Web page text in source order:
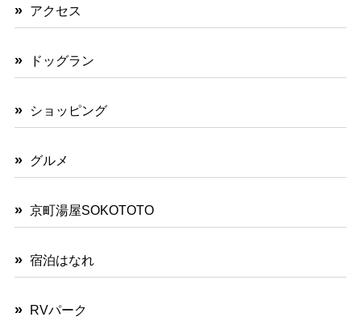
アクセス
ドッグラン
ショッピング
グルメ
京町湯屋SOKOTOTO
宿泊はなれ
RVパーク